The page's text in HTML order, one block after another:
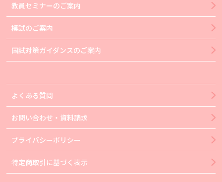
教員セミナーのご案内
模試のご案内
国試対策ガイダンスのご案内
よくある質問
お問い合わせ・資料請求
プライバシーポリシー
特定商取引に基づく表示